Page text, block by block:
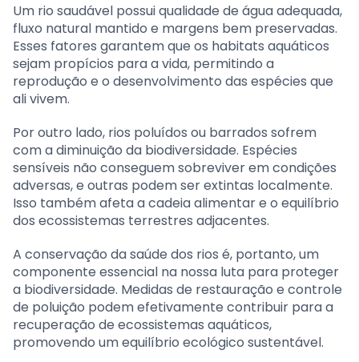
Um rio saudável possui qualidade de água adequada,
fluxo natural mantido e margens bem preservadas.
Esses fatores garantem que os habitats aquáticos
sejam propícios para a vida, permitindo a
reprodução e o desenvolvimento das espécies que
ali vivem.
Por outro lado, rios poluídos ou barrados sofrem
com a diminuição da biodiversidade. Espécies
sensíveis não conseguem sobreviver em condições
adversas, e outras podem ser extintas localmente.
Isso também afeta a cadeia alimentar e o equilíbrio
dos ecossistemas terrestres adjacentes.
A conservação da saúde dos rios é, portanto, um
componente essencial na nossa luta para proteger
a biodiversidade. Medidas de restauração e controle
de poluição podem efetivamente contribuir para a
recuperação de ecossistemas aquáticos,
promovendo um equilíbrio ecológico sustentável.